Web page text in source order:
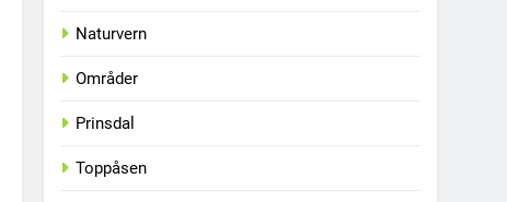
Naturvern
Områder
Prinsdal
Toppåsen